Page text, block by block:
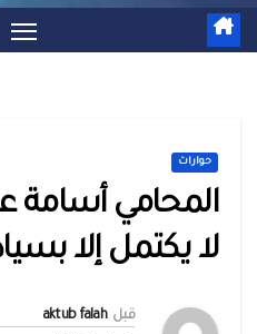
حوارات
المحامي أسامة
لا يكتمل إلا
قبل aktub falah